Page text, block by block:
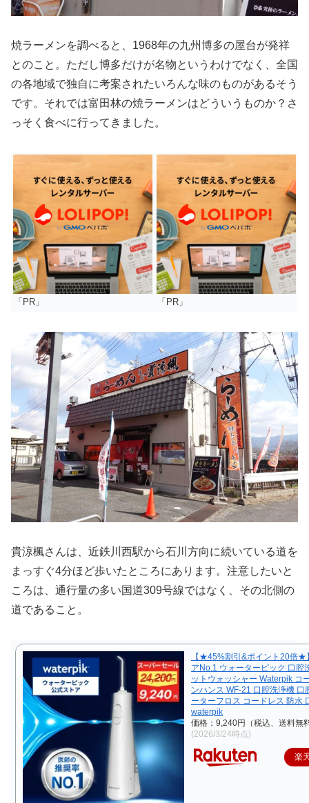
焼ラーメンを調べると、1968年の九州博多の屋台が発祥
とのこと。ただし博多だけが名物というわけでなく、全国
の各地域で独自に考案されたいろんな味のものがあるそう
です。それでは富田林の焼ラーメンはどういうものか？さ
っそく食べに行ってきました。
「PR」 「PR」
貴涼楓さんは、近鉄川西駅から石川方向に続いている道を
まっすぐ4分ほど歩いたところにあります。注意したいと
ころは、通行量の多い国道309号線ではなく、その北側の
道であること。
【★45%割引&ポイント20倍★
アNo.1 ウォーターピック 口腔
ットウォッシャー Waterpik コ
ンハンス WF-21 口腔洗浄機 口
ーターフロス コードレス 防水
waterpik
価格：9,240円（税込、送料無
(2026/3/24時点)
楽